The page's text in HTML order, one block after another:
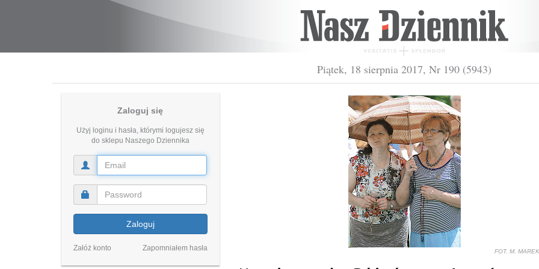
Piątek, 18 sierpnia 2017, Nr 190 (5943)
Zaloguj się
Użyj loginu i hasła, którymi logujesz się
do sklepu Naszego Dziennika
Zaloguj
Załóż konto Zapomniałem hasła FOT. M. MAREK